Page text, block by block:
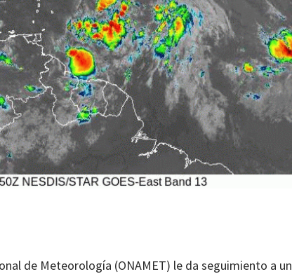
de Meteorología (ONAMET) le da seguimiento a un